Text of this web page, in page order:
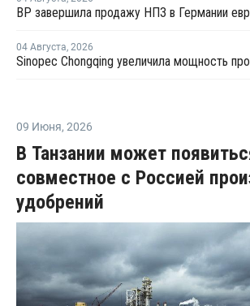
04 Августа, 2026
09 Июня, 2026
В Танзании может
совместное с Россией
удобрений